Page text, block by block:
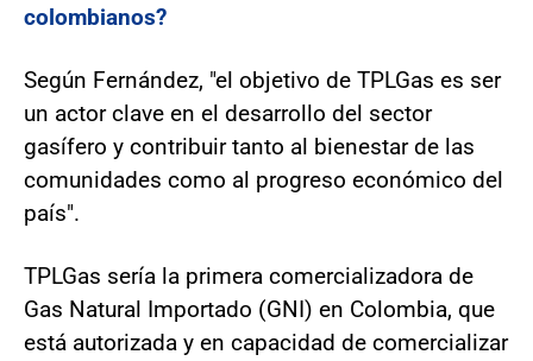
colombianos?
Según Fernández, "el objetivo de TPLGas es ser
un actor clave en el desarrollo del sector
gasífero y contribuir tanto al bienestar de las
comunidades como al progreso económico del
país".
TPLGas sería la primera comercializadora de
Gas Natural Importado (GNI) en Colombia, que
está autorizada y en capacidad de comercializar